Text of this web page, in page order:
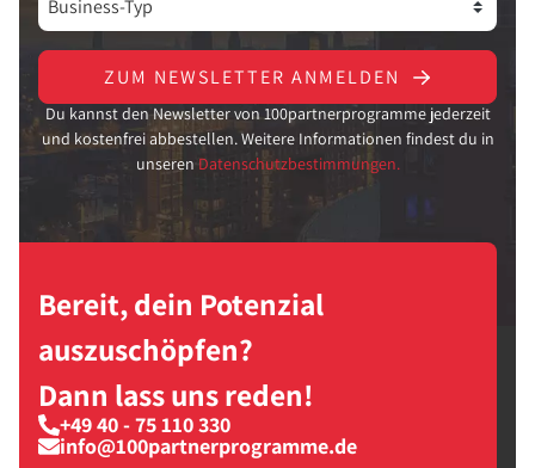
ZUM NEWSLETTER ANMELDEN
Du kannst den Newsletter von 100partnerprogramme jederzeit
und kostenfrei abbestellen. Weitere Informationen findest du in
unseren Datenschutzbestimmungen.
Bereit, dein Potenzial
auszuschöpfen?
Dann lass uns reden!
+49 40 - 75 110 330
info@100partnerprogramme.de